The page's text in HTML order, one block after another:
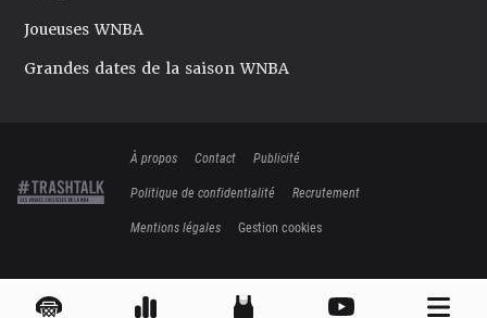
Joueuses WNBA
Grandes dates de la saison WNBA
À propos Contact
Publicité
Politique de confidentialité
Recrutement
Mentions légales
Gestion cookies